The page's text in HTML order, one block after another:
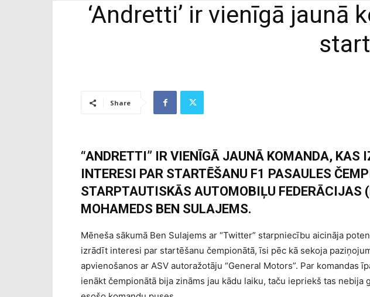
‘Andretti’ ir vienīgā
Share
“ANDRETTI” IR VIENĪGĀ JAUNĀ KOMANDA, KAS
INTERESI PAR STARTĒŠANU F1 PASAULES
STARPTAUTISKĀS AUTOMOBIĻU FEDERĀCIJAS
MOHAMEDS BEN SULAJEMS.
Mēneša sākumā Ben Sulajems ar “Twitter” starpniecību aicināja
izrādīt interesi par startēšanu čempionātā, īsi pēc kā sekoja
apvienošanos ar ASV autoražotāju “General Motors”. Par komandas
ienākt čempionātā bija zināms jau kādu laiku, taču iepriekš tas nebija